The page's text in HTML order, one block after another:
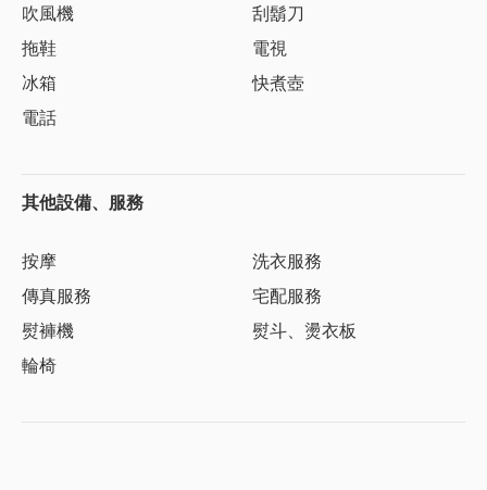
吹風機
刮鬍刀
拖鞋
電視
冰箱
快煮壺
電話
其他設備、服務
按摩
洗衣服務
傳真服務
宅配服務
熨褲機
熨斗、燙衣板
輪椅